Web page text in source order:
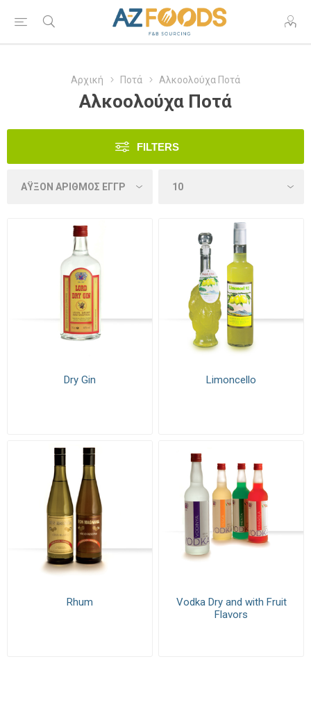
Αρχική Ποτά Αλκοολούχα Ποτά
Αλκοολούχα Ποτά
FILTERS
Dry Gin Limoncello
Rhum
Vodka Dry and with Fruit
Flavors